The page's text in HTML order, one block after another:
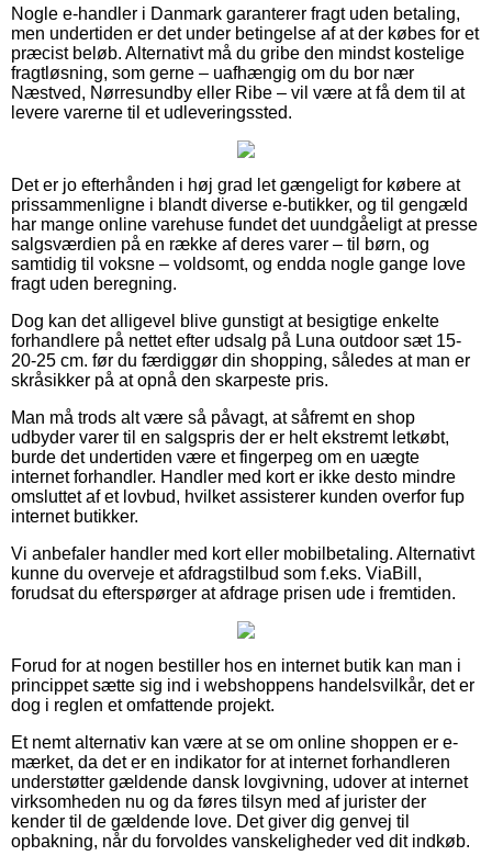
Nogle e-handler i Danmark garanterer fragt uden betaling,
men undertiden er det under betingelse af at der købes for et
præcist beløb. Alternativt må du gribe den mindst kostelige
fragtløsning, som gerne – uafhængig om du bor nær
Næstved, Nørresundby eller Ribe – vil være at få dem til at
levere varerne til et udleveringssted.
Det er jo efterhånden i høj grad let gængeligt for købere at
prissammenligne i blandt diverse e-butikker, og til gengæld
har mange online varehuse fundet det uundgåeligt at presse
salgsværdien på en række af deres varer – til børn, og
samtidig til voksne – voldsomt, og endda nogle gange love
fragt uden beregning.
Dog kan det alligevel blive gunstigt at besigtige enkelte
forhandlere på nettet efter udsalg på Luna outdoor sæt 15-
20-25 cm. før du færdiggør din shopping, således at man er
skråsikker på at opnå den skarpeste pris.
Man må trods alt være så påvagt, at såfremt en shop
udbyder varer til en salgspris der er helt ekstremt letkøbt,
burde det undertiden være et fingerpeg om en uægte
internet forhandler. Handler med kort er ikke desto mindre
omsluttet af et lovbud, hvilket assisterer kunden overfor fup
internet butikker.
Vi anbefaler handler med kort eller mobilbetaling. Alternativt
kunne du overveje et afdragstilbud som f.eks. ViaBill,
forudsat du efterspørger at afdrage prisen ude i fremtiden.
Forud for at nogen bestiller hos en internet butik kan man i
princippet sætte sig ind i webshoppens handelsvilkår, det er
dog i reglen et omfattende projekt.
Et nemt alternativ kan være at se om online shoppen er e-
mærket, da det er en indikator for at internet forhandleren
understøtter gældende dansk lovgivning, udover at internet
virksomheden nu og da føres tilsyn med af jurister der
kender til de gældende love. Det giver dig genvej til
opbakning, når du forvoldes vanskeligheder ved dit indkøb.